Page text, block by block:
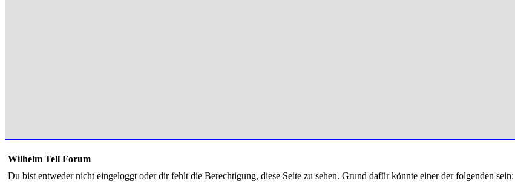
Wilhelm Tell Forum
Du bist entweder nicht eingeloggt oder dir fehlt die Berechtigung, diese Seite zu sehen. Grund dafür könnte einer der folgenden sein: